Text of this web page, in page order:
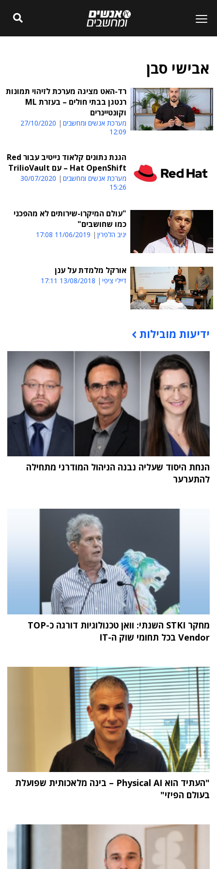
אבישי סבן
רד-האט מציגה מערכת לזיהוי תמונות
רנטגן בבתי חולים – בעזרת ML
וקונטיינרים
מערכת אנשים ומחשבים
27/10/2020
12:09
הגנת נתונים קלאוד נייטיב עבור Red
Hat OpenShift – עם TrilioVault
מערכת אנשים ומחשבים
30/07/2020
15:26
"עולם המיקרו-שירותים לא מהפכני
כמו שחושבים"
יניב הלפרין 11/06/2019 17:08
אורקל מלמדת על ענן
דיילי ציפי 13/08/2018 17:11
תוכן פרסומי
ידיעות מובילות
הנחת היסוד שעליה נבנה הניהול המודרני מתחילה
להתערער
מחקר STKI השנתי: וואן טכנולוגיות דורגה כ-TOP
Vendor בכל תחומי שוק ה-IT
"העתיד הוא Physical AI – בינה מלאכותית שפועלת
בעולם הפיזי"